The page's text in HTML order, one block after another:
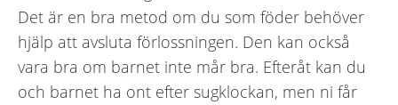
Det är en bra metod om du som föder behöver
hjälp att avsluta förlossningen. Den kan också
vara bra om barnet inte mår bra. Efteråt kan du
och barnet ha ont efter sugklockan, men ni får